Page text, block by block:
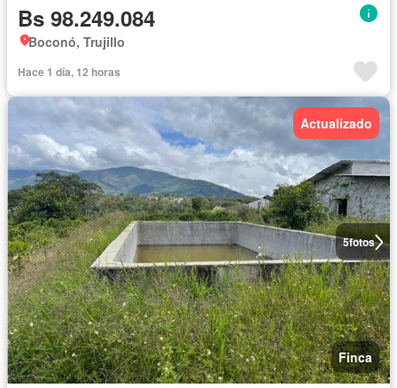
Bs 98.249.084
Boconó, Trujillo
Hace 1 día, 12 horas
5fotos
Actualizado
Finca